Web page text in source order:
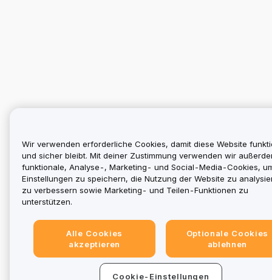
Wir verwenden erforderliche Cookies, damit diese Website
und sicher bleibt. Mit deiner Zustimmung verwenden wir
funktionale, Analyse-, Marketing- und Social-Media-Cookies,
Einstellungen zu speichern, die Nutzung der Website zu
zu verbessern sowie Marketing- und Teilen-Funktionen zu
unterstützen.
Alle Cookies
akzeptieren
Optionale Cookies
ablehnen
Cookie-Einstellungen